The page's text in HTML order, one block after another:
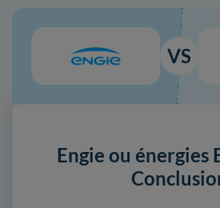
VS
Engie ou énergies